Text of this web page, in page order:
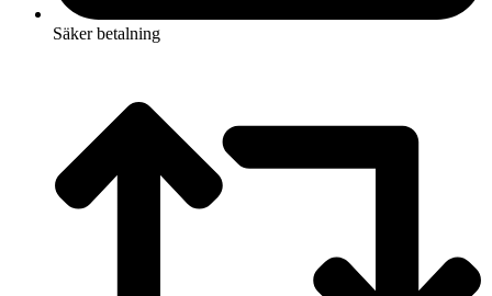
Säker betalning